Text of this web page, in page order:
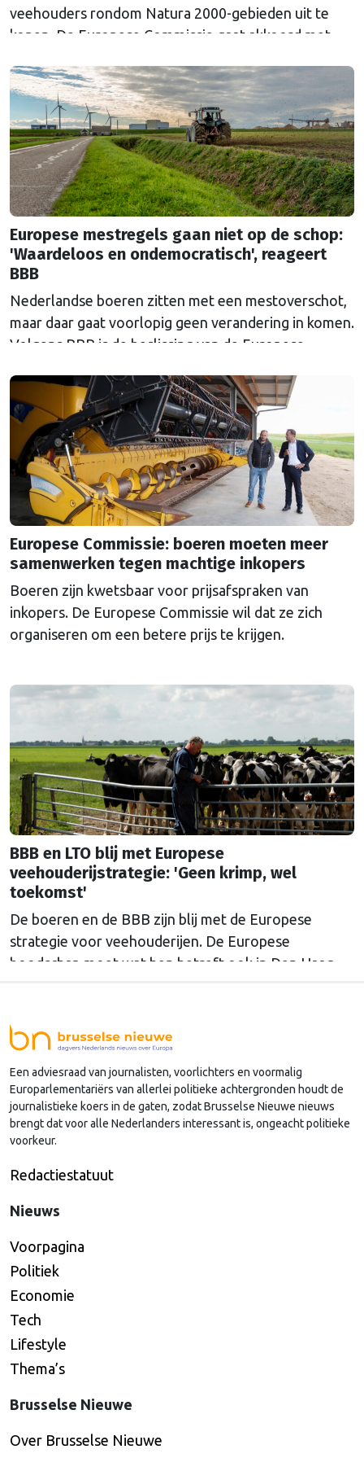
veehouders rondom Natura 2000-gebieden uit te
kopen. De Europese Commissie gaat akkoord met
Europese mestregels gaan niet op de schop:
'Waardeloos en ondemocratisch', reageert
BBB
Nederlandse boeren zitten met een mestoverschot,
maar daar gaat voorlopig geen verandering in komen.
Volgens BBB is de beslissing van de Europese
Europese Commissie: boeren moeten meer
samenwerken tegen machtige inkopers
Boeren zijn kwetsbaar voor prijsafspraken van
inkopers. De Europese Commissie wil dat ze zich
organiseren om een betere prijs te krijgen.
BBB en LTO blij met Europese
veehouderijstrategie: 'Geen krimp, wel
toekomst'
De boeren en de BBB zijn blij met de Europese
strategie voor veehouderijen. De Europese
boodschap moet wat hen betreft ook in Den Haag
Een adviesraad van journalisten, voorlichters en voormalig
Europarlementariërs van allerlei politieke achtergronden houdt de
journalistieke koers in de gaten, zodat Brusselse Nieuwe nieuws
brengt dat voor alle Nederlanders interessant is, ongeacht politieke
voorkeur.
Redactiestatuut
Nieuws
Voorpagina
Politiek
Economie
Tech
Lifestyle
Thema’s
Brusselse Nieuwe
Over Brusselse Nieuwe